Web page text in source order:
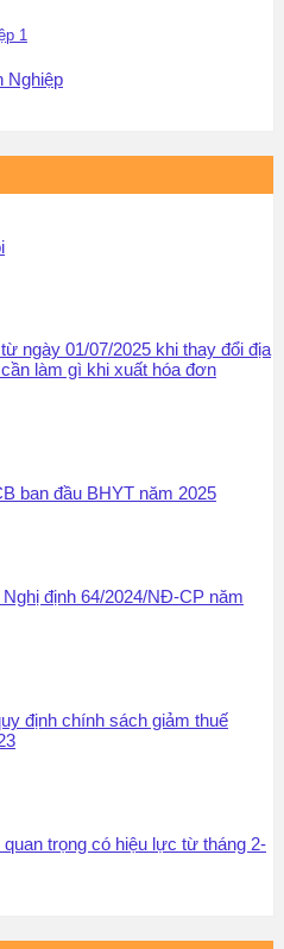
Nghiệp
ngày 01/07/2025 khi thay đổi địa
làm gì khi xuất hóa đơn
ban đầu BHYT năm 2025
định 64/2024/NĐ-CP năm
định chính sách giảm thuế
trọng có hiệu lực từ tháng 2-